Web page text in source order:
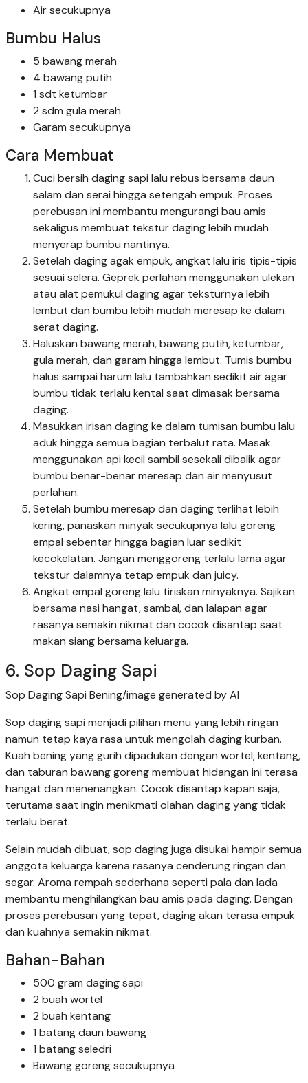
Air secukupnya
Bumbu Halus
5 bawang merah
4 bawang putih
1 sdt ketumbar
2 sdm gula merah
Garam secukupnya
Cara Membuat
Cuci bersih daging sapi lalu rebus bersama daun
salam dan serai hingga setengah empuk. Proses
perebusan ini membantu mengurangi bau amis
sekaligus membuat tekstur daging lebih mudah
menyerap bumbu nantinya.
Setelah daging agak empuk, angkat lalu iris tipis-tipis
sesuai selera. Geprek perlahan menggunakan ulekan
atau alat pemukul daging agar teksturnya lebih
lembut dan bumbu lebih mudah meresap ke dalam
serat daging.
Haluskan bawang merah, bawang putih, ketumbar,
gula merah, dan garam hingga lembut. Tumis bumbu
halus sampai harum lalu tambahkan sedikit air agar
bumbu tidak terlalu kental saat dimasak bersama
daging.
Masukkan irisan daging ke dalam tumisan bumbu lalu
aduk hingga semua bagian terbalut rata. Masak
menggunakan api kecil sambil sesekali dibalik agar
bumbu benar-benar meresap dan air menyusut
perlahan.
Setelah bumbu meresap dan daging terlihat lebih
kering, panaskan minyak secukupnya lalu goreng
empal sebentar hingga bagian luar sedikit
kecokelatan. Jangan menggoreng terlalu lama agar
tekstur dalamnya tetap empuk dan juicy.
Angkat empal goreng lalu tiriskan minyaknya. Sajikan
bersama nasi hangat, sambal, dan lalapan agar
rasanya semakin nikmat dan cocok disantap saat
makan siang bersama keluarga.
6. Sop Daging Sapi
Sop Daging Sapi Bening/image generated by AI
Sop daging sapi menjadi pilihan menu yang lebih ringan
namun tetap kaya rasa untuk mengolah daging kurban.
Kuah bening yang gurih dipadukan dengan wortel, kentang,
dan taburan bawang goreng membuat hidangan ini terasa
hangat dan menenangkan. Cocok disantap kapan saja,
terutama saat ingin menikmati olahan daging yang tidak
terlalu berat.
Selain mudah dibuat, sop daging juga disukai hampir semua
anggota keluarga karena rasanya cenderung ringan dan
segar. Aroma rempah sederhana seperti pala dan lada
membantu menghilangkan bau amis pada daging. Dengan
proses perebusan yang tepat, daging akan terasa empuk
dan kuahnya semakin nikmat.
Bahan-Bahan
500 gram daging sapi
2 buah wortel
2 buah kentang
1 batang daun bawang
1 batang seledri
Bawang goreng secukupnya